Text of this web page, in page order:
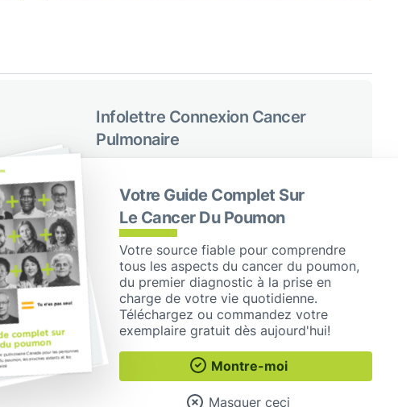
Votre Guide Complet Sur
Le Cancer Du Poumon
Votre source fiable pour comprendre
tous les aspects du cancer du poumon,
du premier diagnostic à la prise en
charge de votre vie quotidienne.
Téléchargez ou commandez votre
exemplaire gratuit dès aujourd'hui!
Montre-moi
Masquer ceci
Infolettre Connexion Cancer
Pulmonaire
S'abonner
Suivez-nous sur les réseaux
sociaux
FacebookX / TwitterInstagramLinkedIn